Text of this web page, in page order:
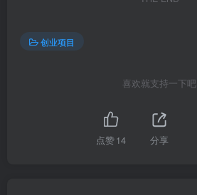
创业项目
喜欢就支持一下吧
点赞14 分享